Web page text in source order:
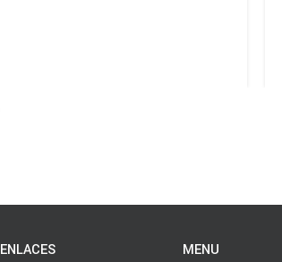
ENLACES MENU